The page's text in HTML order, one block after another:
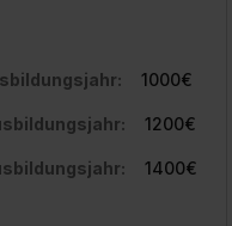
1000€
1200€
1400€